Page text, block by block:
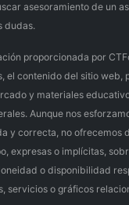
asesoramiento de un
dudas.
proporcionada por
el contenido del sitio web,
y materiales
Aunque nos
y correcta, no ofrecemos
expresas o implícitas,
o disponibilidad
servicios o gráficos